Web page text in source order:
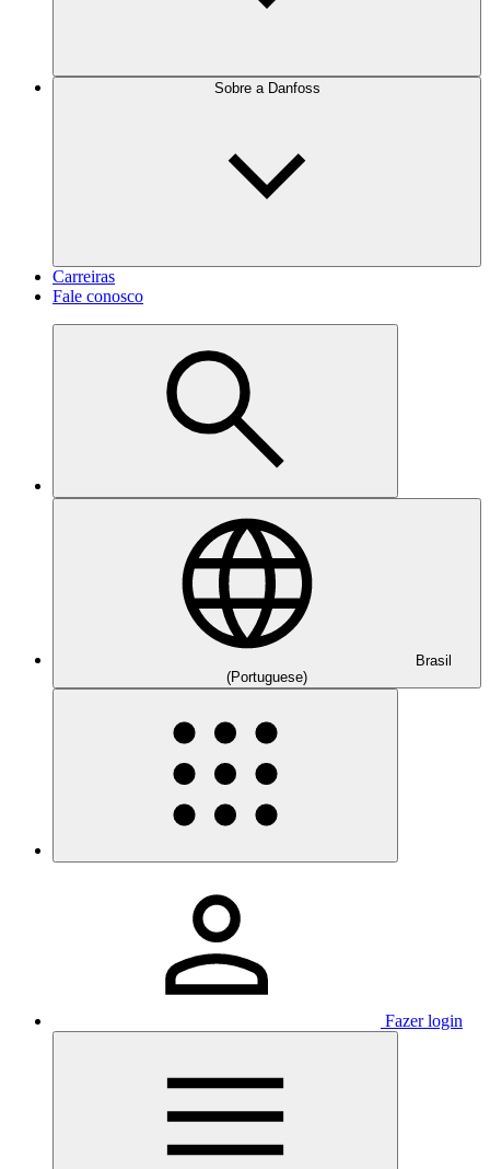
Sobre a Danfoss
Carreiras
Fale conosco
Brasil
(Portuguese)
Fazer login